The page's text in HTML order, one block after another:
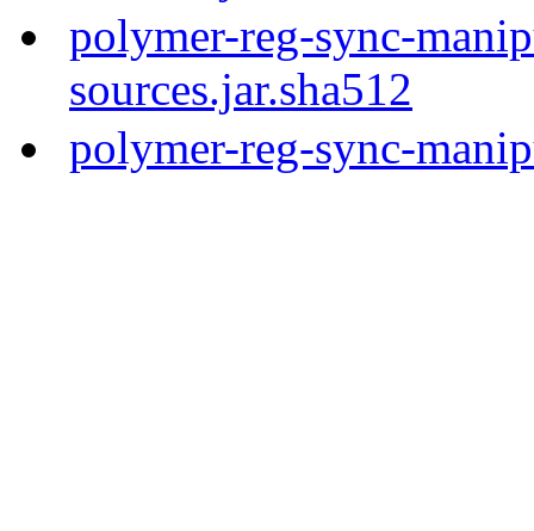
polymer-reg-sync-
sources.jar.sha512
polymer-reg-sync-